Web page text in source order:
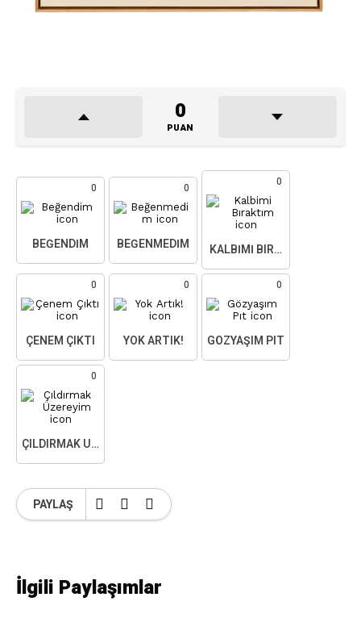
0
PUAN
0
BEĞENDIM
0
BEĞENMEDIM
0
KALBIMI BIRAKTIM
0
ÇENEM ÇIKTI
0
YOK ARTIK!
0
GÖZYAŞIM PIT
0
ÇILDIRMAK ÜZEREYIM
PAYLAŞ
İlgili Paylaşımlar